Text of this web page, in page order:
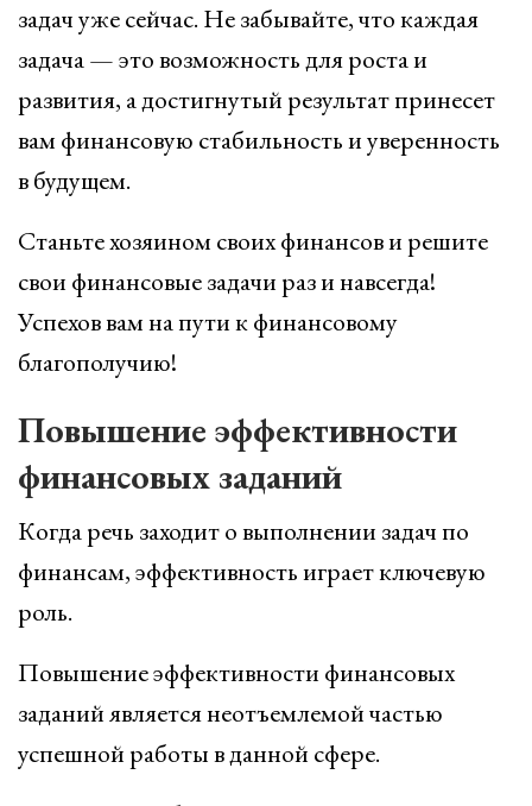
задач уже сейчас. Не забывайте, что каждая
задача — это возможность для роста и
развития, а достигнутый результат принесет
вам финансовую стабильность и уверенность
в будущем.
Станьте хозяином своих финансов и решите
свои финансовые задачи раз и навсегда!
Успехов вам на пути к финансовому
благополучию!
Повышение эффективности
финансовых заданий
Когда речь заходит о выполнении задач по
финансам, эффективность играет ключевую
роль.
Повышение эффективности финансовых
заданий является неотъемлемой частью
успешной работы в данной сфере.